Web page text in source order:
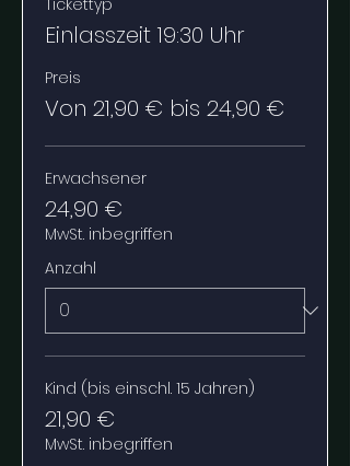
Tickettyp
Einlasszeit 19:30 Uhr
Preis
Von 21,90 € bis 24,90 €
Erwachsener
24,90 €
MwSt. inbegriffen
Anzahl
Kind (bis einschl. 15 Jahren)
21,90 €
MwSt. inbegriffen